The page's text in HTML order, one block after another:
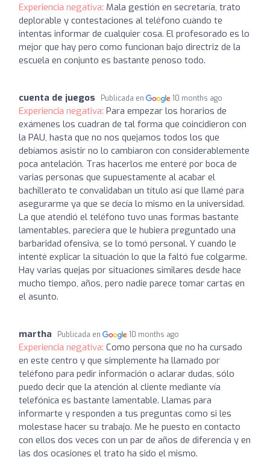
Experiencia negativa: Mala gestión en secretaría, trato
deplorable y contestaciones al teléfono cuando te
intentas informar de cualquier cosa. El profesorado es lo
mejor que hay pero como funcionan bajo directriz de la
escuela en conjunto es bastante penoso todo.
cuenta de juegos Publicada en 10 months ago
Experiencia negativa: Para empezar los horarios de
exámenes los cuadran de tal forma que coincidieron con
la PAU, hasta que no nos quejamos todos los que
debíamos asistir no lo cambiaron con considerablemente
poca antelación. Tras hacerlos me enteré por boca de
varias personas que supuestamente al acabar el
bachillerato te convalidaban un título así que llamé para
asegurarme ya que se decía lo mismo en la universidad.
La que atendió el teléfono tuvo unas formas bastante
lamentables, pareciera que le hubiera preguntado una
barbaridad ofensiva, se lo tomó personal. Y cuando le
intenté explicar la situación lo que la faltó fue colgarme.
Hay varias quejas por situaciones similares desde hace
mucho tiempo, años, pero nadie parece tomar cartas en
el asunto.
martha Publicada en 10 months ago
Experiencia negativa: Como persona que no ha cursado
en este centro y que simplemente ha llamado por
teléfono para pedir información o aclarar dudas, sólo
puedo decir que la atención al cliente mediante vía
telefónica es bastante lamentable. Llamas para
informarte y responden a tus preguntas como si les
molestase hacer su trabajo. Me he puesto en contacto
con ellos dos veces con un par de años de diferencia y en
las dos ocasiones el trato ha sido el mismo.